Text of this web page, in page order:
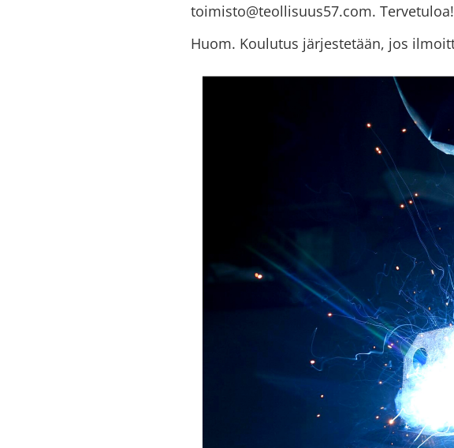
toimisto@teollisuus57.com. Tervetuloa!
Huom. Koulutus järjestetään, jos